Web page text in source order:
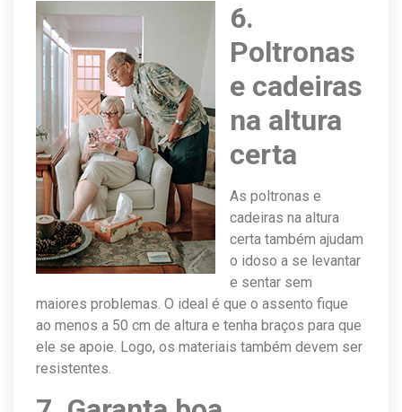
6.
Poltronas
e cadeiras
na altura
certa
As poltronas e
cadeiras na altura
certa também ajudam
o idoso a se levantar
e sentar sem
maiores problemas. O ideal é que o assento fique
ao menos a 50 cm de altura e tenha braços para que
ele se apoie. Logo, os materiais também devem ser
resistentes.